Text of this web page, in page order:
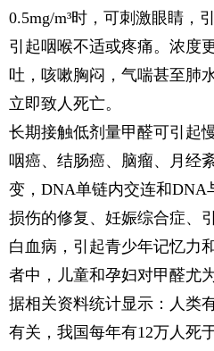
0.5mg/m³时，可刺激眼睛，
引起咽喉不适或疼痛。浓度
吐，咳嗽胸闷，气喘甚至肺
立即致人死亡。
长期接触低剂量甲醛可引起
咽癌、结肠癌、脑瘤、月经
变，DNA单链内交连和DNA
损伤的修复、妊娠综合症、
白血病，引起青少年记忆力
者中，儿童和孕妇对甲醛尤
据相关资料统计显示：人类
有关，我国每年有12万人死